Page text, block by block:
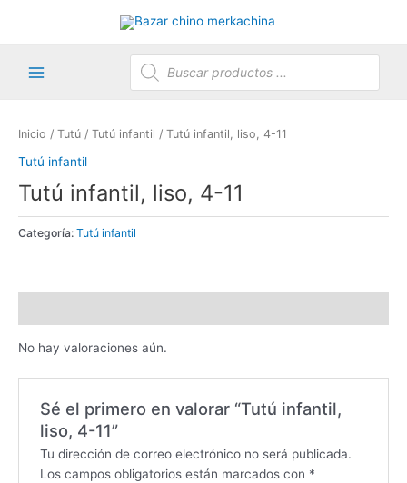
Búsqueda
de
productos
Inicio / Tutú / Tutú infantil / Tutú infantil, liso, 4-11
Tutú infantil
Tutú infantil, liso, 4-11
Categoría: Tutú infantil
No hay valoraciones aún.
Sé el primero en valorar “Tutú infantil,
liso, 4-11”
Tu dirección de correo electrónico no será publicada.
Los campos obligatorios están marcados con *